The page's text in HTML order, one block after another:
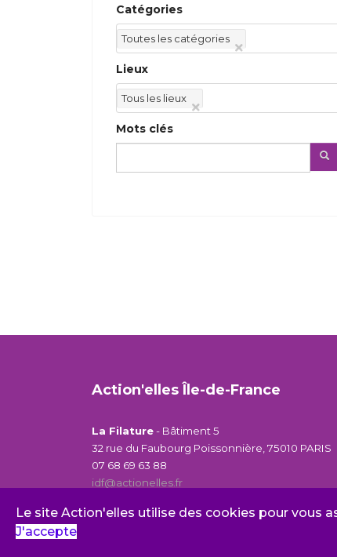
Catégories
Toutes les catégories
Lieux
Tous les lieux
Mots clés
Action'elles Île-de-France
La Filature- Bâtiment 5
32 rue du Faubourg Poissonnière, 75010 PARIS
07 68 69 63 88
idf@actionelles.fr
Le site Action'elles utilise des cookies pour vous
J'accepte